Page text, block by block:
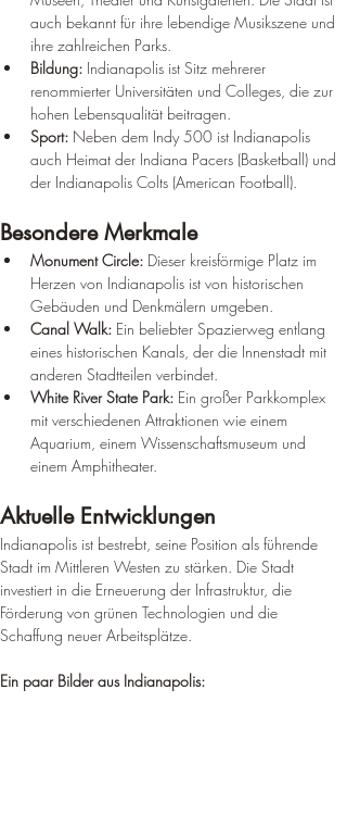
auch bekannt für ihre lebendige Musikszene und
ihre zahlreichen Parks.
Bildung: Indianapolis ist Sitz mehrerer
renommierter Universitäten und Colleges, die zur
hohen Lebensqualität beitragen.
Sport: Neben dem Indy 500 ist Indianapolis
auch Heimat der Indiana Pacers (Basketball) und
der Indianapolis Colts (American Football).
Besondere Merkmale
Monument Circle: Dieser kreisförmige Platz im
Herzen von Indianapolis ist von historischen
Gebäuden und Denkmälern umgeben.
Canal Walk: Ein beliebter Spazierweg entlang
eines historischen Kanals, der die Innenstadt mit
anderen Stadtteilen verbindet.
White River State Park: Ein großer Parkkomplex
mit verschiedenen Attraktionen wie einem
Aquarium, einem Wissenschaftsmuseum und
einem Amphitheater.
Aktuelle Entwicklungen
Indianapolis ist bestrebt, seine Position als führende
Stadt im Mittleren Westen zu stärken. Die Stadt
investiert in die Erneuerung der Infrastruktur, die
Förderung von grünen Technologien und die
Schaffung neuer Arbeitsplätze.
Ein paar Bilder aus Indianapolis: